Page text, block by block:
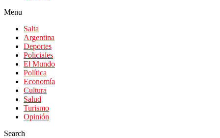
Menu
Salta
Argentina
Deportes
Policiales
El Mundo
Política
Economía
Cultura
Salud
Turismo
Opinión
Search